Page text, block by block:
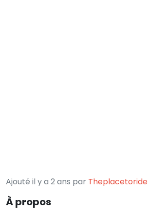
Ajouté il y a 2 ans par Theplacetoride
À propos